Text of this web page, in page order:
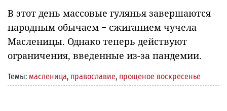
В этот день массовые гулянья завершаются
народным обычаем − сжиганием чучела
Масленицы. Однако теперь действуют
ограничения, введенные из-за пандемии.
Темы: масленица, православие, прощеное воскресенье